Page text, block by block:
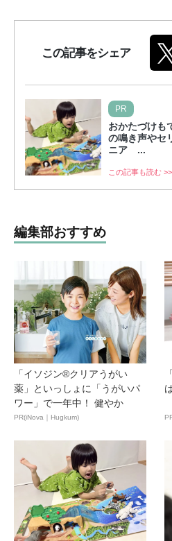
この記事をシェア
PR
おかたづけも
の鳴き声やセ
ニア ...
この記事も読む >>
編集部おすすめ
「イソジン®クリアうがい
薬」といっしょに「うがいパ
ワー」で一年中！ 健やか
PR(iNova｜Hugkum)